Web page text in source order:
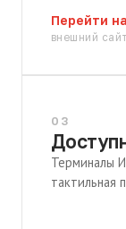
Перейти
внешний сайт
03
Терминалы
тактильная